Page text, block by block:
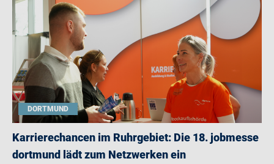
DORTMUND
Karrierechancen im Ruhrgebiet: Die 18. jobmesse
dortmund lädt zum Netzwerken ein